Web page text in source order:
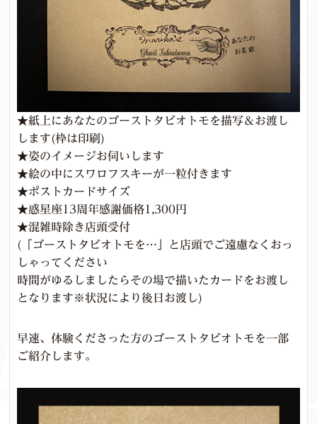
★紙上にあなたのゴーストタビオトモを描写＆お渡し
します(枠は印刷)
★姿のイメージお伺いします
★絵の中にスワロフスキーが一粒付きます
★ポストカードサイズ
★惑星座13周年感謝価格1,300円
★混雑時除き店頭受付
(「ゴーストタビオトモを…」と店頭でご遠慮なくおっ
しゃってください
時間がゆるしましたらその場で描いたカードをお渡し
となります※状況により後日お渡し)
早速、体験くださった方のゴーストタビオトモを一部
ご紹介します。